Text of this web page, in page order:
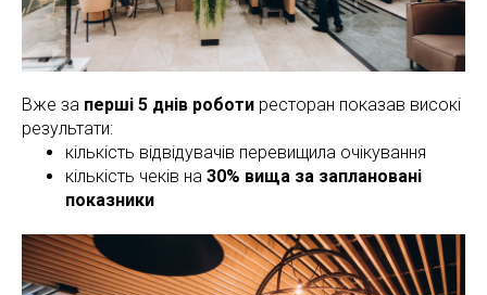
Вже за перші 5 днів роботи ресторан показав високі
результати:
кількість відвідувачів перевищила очікування
кількість чеків на 30% вища за заплановані
показники